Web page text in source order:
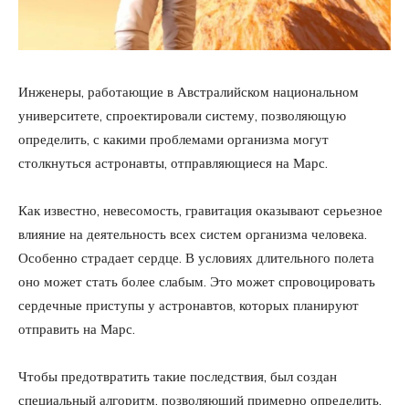
Инженеры, работающие в Австралийском национальном
университете, спроектировали систему, позволяющую
определить, с какими проблемами организма могут
столкнуться астронавты, отправляющиеся на Марс.
Как известно, невесомость, гравитация оказывают серьезное
влияние на деятельность всех систем организма человека.
Особенно страдает сердце. В условиях длительного полета
оно может стать более слабым. Это может спровоцировать
сердечные приступы у астронавтов, которых планируют
отправить на Марс.
Чтобы предотвратить такие последствия, был создан
специальный алгоритм, позволяющий примерно определить,